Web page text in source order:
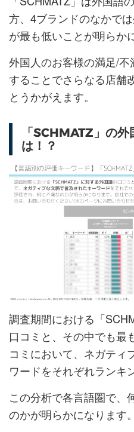
方、4ブランドのなかで
が最も低いことが明らか
外国人のお客様の満足/
することでさらなる店舗
とうかがえます。
「SCHMATZ」の
は！？
調査期間における「
口コミと、その中でも最
コミにおいて、ネガティ
ワードをそれぞれランキ
この分析で各言語圏で、
のかが明らかになります。